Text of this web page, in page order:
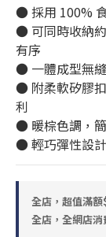
● 採用 100%
● 可同時收納
有序
● 一體成型無
● 附柔軟矽膠
利
● 暖棕色調，
● 輕巧彈性設
全店，超值滿
全店，全網店